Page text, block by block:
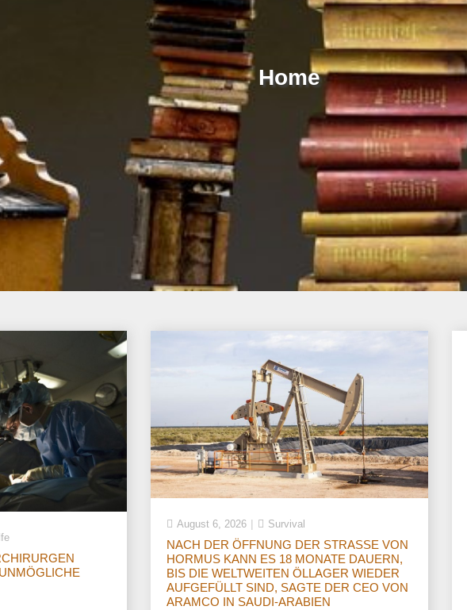
Home
August 6, 2026 Survival
NACH DER ÖFFNUNG DER STRASSE VON
HORMUS KANN ES 18 MONATE DAUERN,
BIS DIE WELTWEITEN ÖLLAGER WIEDER
AUFGEFÜLLT SIND, SAGTE DER CEO VON
ARAMCO IN SAUDI-ARABIEN